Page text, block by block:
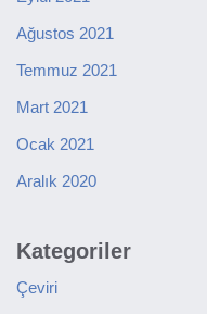
Ağustos 2021
Temmuz 2021
Mart 2021
Ocak 2021
Aralık 2020
Kategoriler
Çeviri